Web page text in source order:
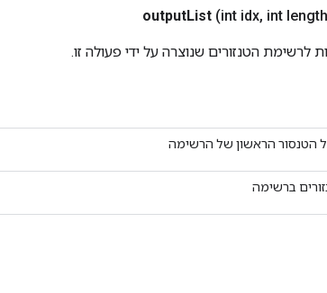
outputList (int idx, int
לרשימת הטנזורים שנוצרה על ידי פעולה זו.
הטנסור הראשון של הרשימה
ברשימה